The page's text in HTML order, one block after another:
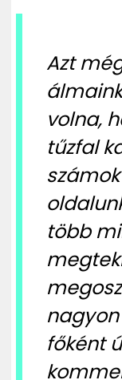
Azt
volna,
tűzfal
több
főként